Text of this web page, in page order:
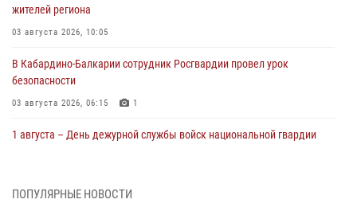
жителей региона
03 августа 2026, 10:05
В Кабардино‑Балкарии сотрудник Росгвардии провел урок
безопасности
03 августа 2026, 06:15 1
1 августа – День дежурной службы войск национальной гвардии
ПОПУЛЯРНЫЕ НОВОСТИ